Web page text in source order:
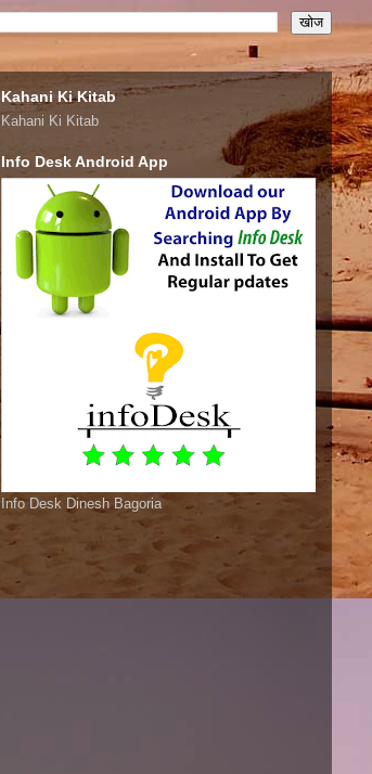
Kahani Ki Kitab
Kahani Ki Kitab
Info Desk Android App
Info Desk Dinesh Bagoria